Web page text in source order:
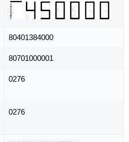
80401384000
80701000001
0276
0276